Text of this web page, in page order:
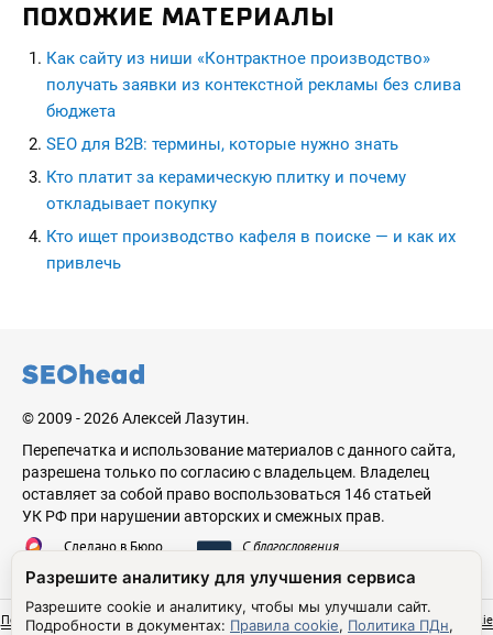
ПОХОЖИЕ МАТЕРИАЛЫ
Как сайту из ниши «Контрактное производство»
получать заявки из контекстной рекламы без слива
бюджета
SEO для B2B: термины, которые нужно знать
Кто платит за керамическую плитку и почему
откладывает покупку
Кто ищет производство кафеля в поиске — и как их
привлечь
© 2009 - 2026 Алексей Лазутин.
Перепечатка и использование материалов с данного сайта,
разрешена только по согласию с владельцем. Владелец
оставляет за собой право воспользоваться 146 статьей
УК РФ при нарушении авторских и смежных прав.
Сделано в Бюро
С благословения
Политика обработки персональных данныхСогласие на обработку ПДнПравила cookie
Разрешите аналитику для улучшения сервиса
Разрешите cookie и аналитику, чтобы мы улучшали сайт.
Подробности в документах: Правила cookie, Политика ПДн,